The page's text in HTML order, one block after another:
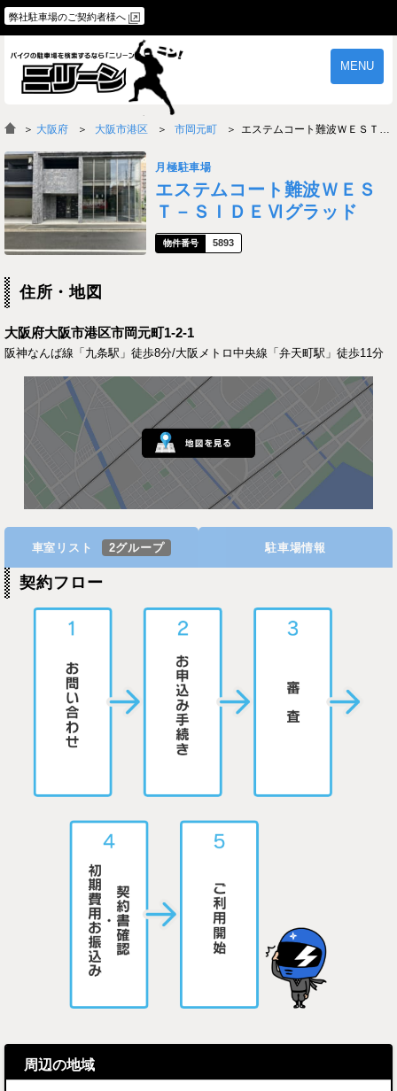
弊社駐車場のご契約者様へ
MENU
物件一覧 ご契約の流れ
よくあるご質問
＞ 大阪府 大阪市港区 市岡元町 エステムコート難波ＷＥＳＴ－ＳＩＤＥⅥグラッド
月極駐車場
エステムコート難波ＷＥＳ
Ｔ－ＳＩＤＥⅥグラッド
5893
住所・地図
大阪府大阪市港区市岡元町1-2-1
阪神なんば線「九条駅」徒歩8分/大阪メトロ中央線「弁天町駅」徒歩11分
車室リスト 2グループ 駐車場情報
契約フロー
周辺の地域